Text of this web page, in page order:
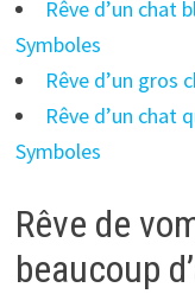
Rêve d’un chat
Symboles
Rêve d’un gros
Rêve d’un chat
Symboles
Rêve de
beaucoup